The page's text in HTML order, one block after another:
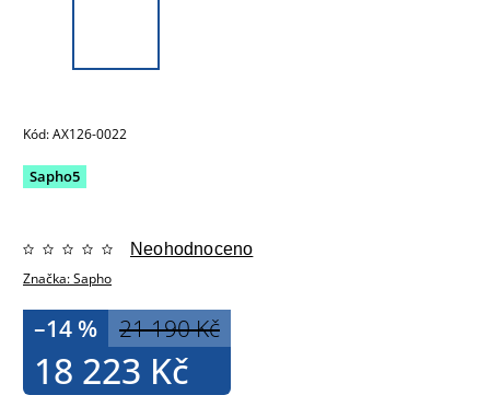
Kód:AX126-0022
Sapho5
Značka:Sapho
Neohodnoceno
21 190 Kč
–14 %
18 223 Kč